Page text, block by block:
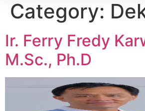
Category:
Ir. Ferry Fredy
M.Sc., Ph.D